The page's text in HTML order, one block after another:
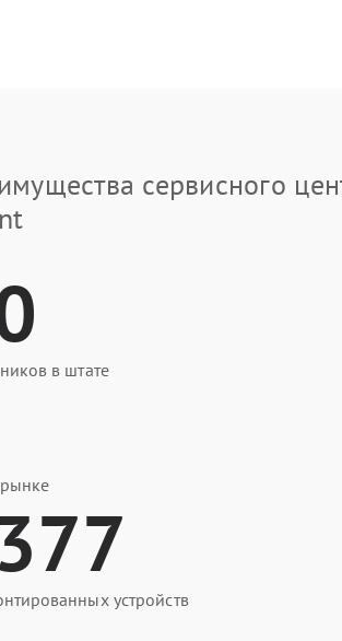
сервисного
в штате
устройств